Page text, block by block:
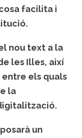
facilita i
nou text a la
les Illes, així
els quals
la
un